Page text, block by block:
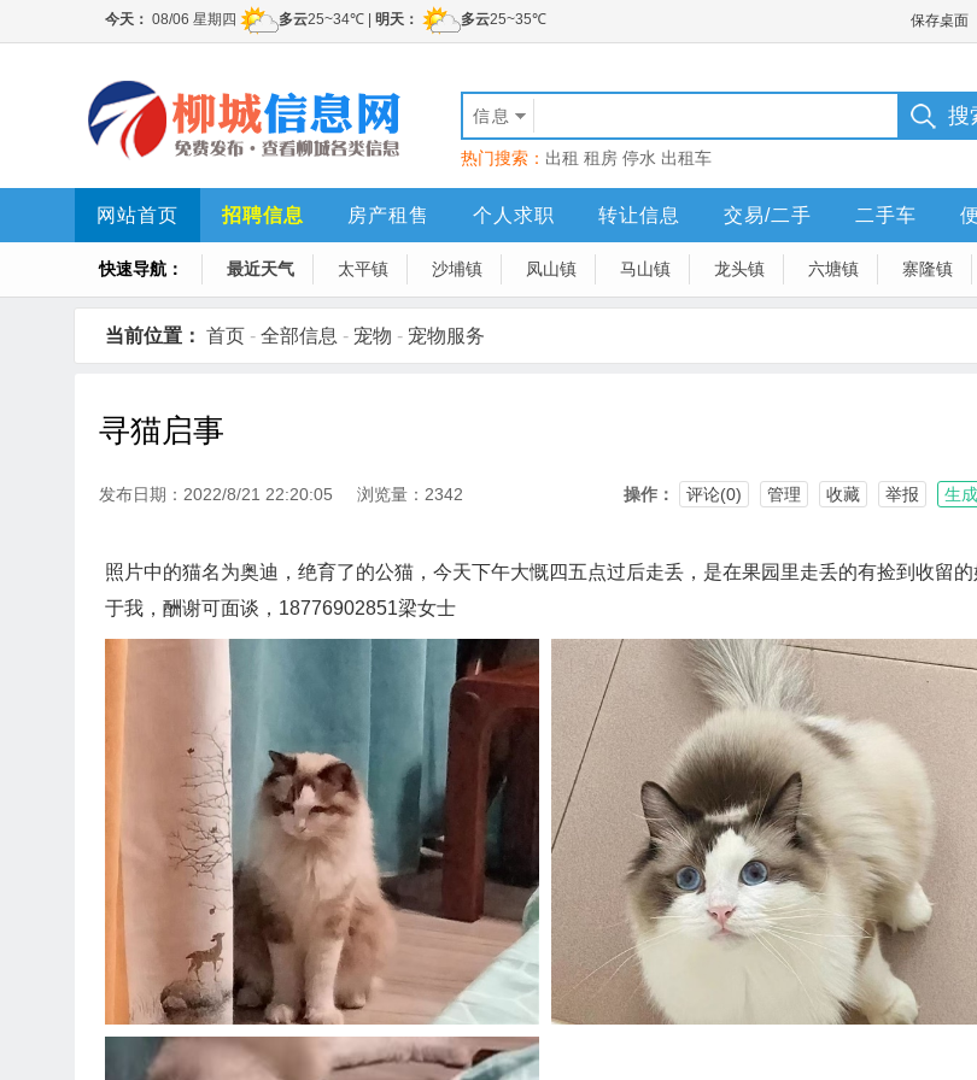
保存桌面
信息
热门搜索： 出租 租房 停水 出租车
网站首页 招聘信息 房产租售 个人求职 转让信息 交易/二手 二手车
快速导航： 最近天气 太平镇 沙埔镇 凤山镇 马山镇 龙头镇 六塘镇 寨隆镇
当前位置： 首页 - 全部信息 - 宠物 - 宠物服务
寻猫启事
发布日期：2022/8/21 22:20:05 浏览量：2342 操作： 评论(0) 管理 收藏 举报 生
照片中的猫名为奥迪，绝育了的公猫，今天下午大慨四五点过后走丢，是在果园里走丢的有捡到收留
于我，酬谢可面谈，18776902851梁女士